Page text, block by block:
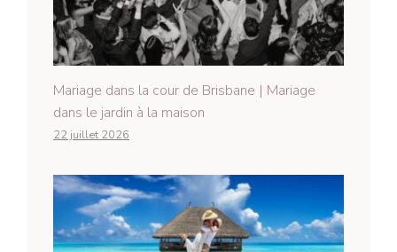
Mariage dans la cour de Brisbane | Mariage
dans le jardin à la maison
22 juillet 2026